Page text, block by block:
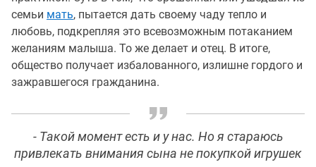
семьи мать, пытается дать своему чаду тепло и
любовь, подкрепляя это всевозможным потаканием
желаниям малыша. То же делает и отец. В итоге,
общество получает избалованного, излишне гордого и
зажравшегося гражданина.
- Такой момент есть и у нас. Но я стараюсь
привлекать внимания сына не покупкой игрушек